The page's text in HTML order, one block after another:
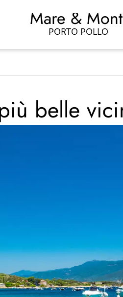
Mare &
PORTO POLLO
belle